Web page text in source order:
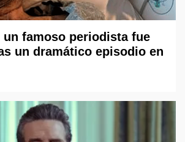
famoso periodista fue
un dramático episodio en